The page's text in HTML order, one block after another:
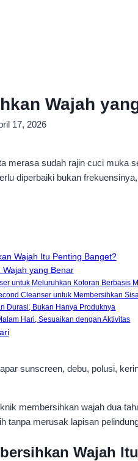
Wajah
17, 2026
merasa sudah rajin cuci muka
diperbaiki bukan
Wajah Itu Penting Banget?
yang Benar
untuk Meluruhkan Kotoran Berbasis
Cleanser untuk Membersihkan
Durasi, Bukan Hanya Produknya
Hari, Sesuaikan dengan Aktivitas
sunscreen, debu, polusi,
membersihkan wajah dua
tanpa merusak lapisan
Wajah